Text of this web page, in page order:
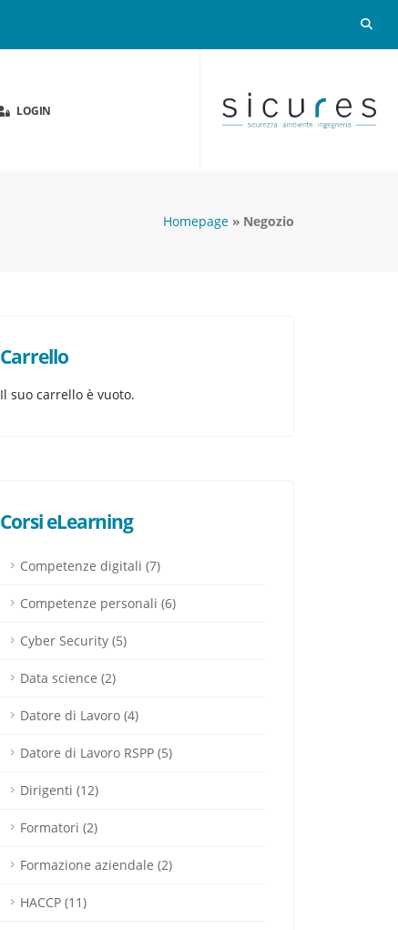
LOGIN
Homepage Negozio
Carrello
Il suo carrello è vuoto.
Corsi eLearning
Competenze digitali (7)
Competenze personali (6)
Cyber Security (5)
Data science (2)
Datore di Lavoro (4)
Datore di Lavoro RSPP (5)
Dirigenti (12)
Formatori (2)
Formazione aziendale (2)
HACCP (11)